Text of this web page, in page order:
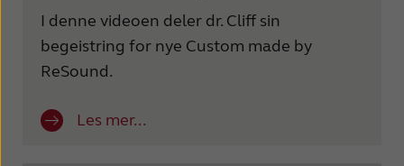
I denne videoen deler dr. Cliff sin
begeistring for nye Custom made by
ReSound.
Les mer...